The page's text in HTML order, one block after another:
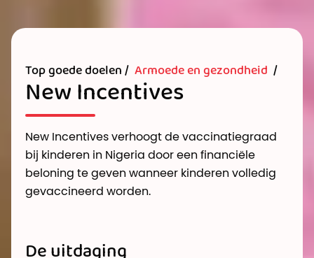
Top goede doelen / Armoede en gezondheid /
New Incentives
New Incentives verhoogt de vaccinatiegraad
bij kinderen in Nigeria door een financiële
beloning te geven wanneer kinderen volledig
gevaccineerd worden.
De uitdaging